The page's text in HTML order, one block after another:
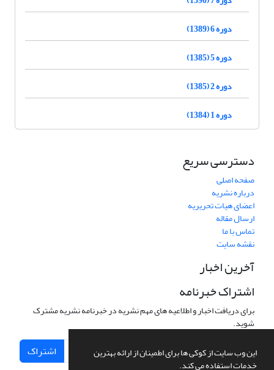
این وب سایت از کوکی ها برای اطمینان از ارائه بهترین
خدمات استفاده می کند.
دوره 6 (1389)
دوره 5 (1385)
دوره 2 (1385)
دوره 1 (1384)
دسترسی سریع
صفحه اصلی
درباره نشریه
اعضای هیات تحریریه
ارسال مقاله
تماس با ما
نقشه سایت
آخرین اخبار
اشتراک خبرنامه
برای دریافت اخبار و اطلاعیه های مهم نشریه در خبرنامه نشریه مشترک
شوید.
اشتراک